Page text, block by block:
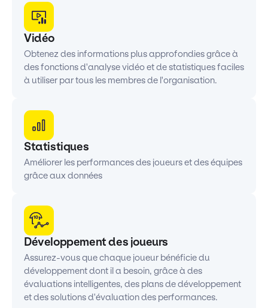
Vidéo
Obtenez des informations plus approfondies grâce à
des fonctions d'analyse vidéo et de statistiques faciles
à utiliser par tous les membres de l'organisation.
Statistiques
Améliorer les performances des joueurs et des équipes
grâce aux données
Développement des joueurs
Assurez-vous que chaque joueur bénéficie du
développement dont il a besoin, grâce à des
évaluations intelligentes, des plans de développement
et des solutions d'évaluation des performances.